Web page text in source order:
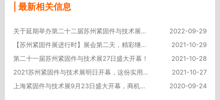
| 最新相关信息
关于延期举办第二十二届苏州紧固件与技术展的通知
2022-09-29
【苏州紧固件展进行时】展会第二天，精彩继续，热情不减！
2021-10-29
第二十一届苏州紧固件与技术展27日盛大开幕！
2021-10-28
2021苏州紧固件与技术展明日开幕，这份实用的逛展攻略请收好！
2021-10-27
上海紧固件与技术展9月23日盛大开幕，商机涌动！
2020-09-24